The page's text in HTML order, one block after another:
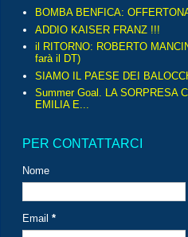
BOMBA BENFICA:
ADDIO KAISER FRANZ !!!
il RITORNO: ROBERTO
farà il DT)
SIAMO IL PAESE DEI
Summer Goal. LA SORPRESA
EMILIA E...
PER CONTATTARCI
Nome
Email *